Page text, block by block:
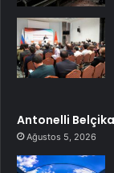
Antonelli
Ağustos 5, 2026